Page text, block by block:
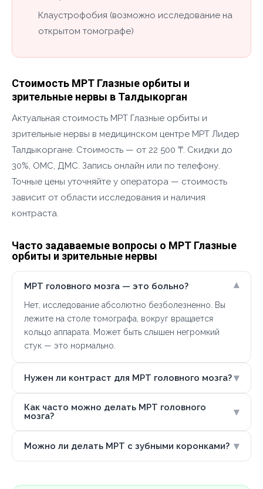
Клаустрофобия (возможно исследование на
открытом томографе)
Стоимость МРТ Глазные орбиты и
зрительные нервы в Талдыкорган
Актуальная стоимость МРТ Глазные орбиты и
зрительные нервы в медицинском центре МРТ Лидер
Талдыкоргане. Стоимость — от 22 500 ₸. Скидки до
30%, ОМС, ДМС. Запись онлайн или по телефону.
Точные цены уточняйте у оператора — стоимость
зависит от области исследования и наличия
контраста.
Часто задаваемые вопросы о МРТ Глазные
орбиты и зрительные нервы
МРТ головного мозга — это больно? ▾
Нет, исследование абсолютно безболезненно. Вы
лежите на столе томографа, вокруг вращается
кольцо аппарата. Может быть слышен негромкий
стук — это нормально.
Нужен ли контраст для МРТ головного мозга?▾
Как часто можно делать МРТ головного
мозга?
▾
Можно ли делать МРТ с зубными коронками? ▾